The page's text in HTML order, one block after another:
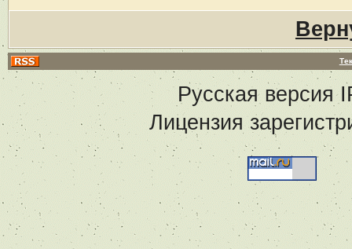
Русская версия
Лицензия